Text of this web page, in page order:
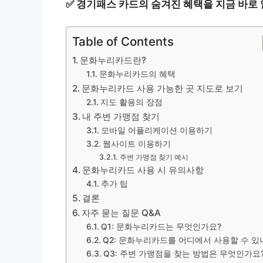
✅ 경기패스 카드의 숨겨진 혜택을 지금 바로
Table of Contents
문화누리카드란?
문화누리카드의 혜택
문화누리카드 사용 가능한 곳 지도로 보기
지도 활용의 장점
내 주변 가맹점 찾기
모바일 어플리케이션 이용하기
웹사이트 이용하기
주변 가맹점 찾기 예시
문화누리카드 사용 시 유의사항
추가 팁
결론
자주 묻는 질문 Q&A
Q1: 문화누리카드는 무엇인가요?
Q2: 문화누리카드를 어디에서 사용할 수 있
Q3: 주변 가맹점을 찾는 방법은 무엇인가요